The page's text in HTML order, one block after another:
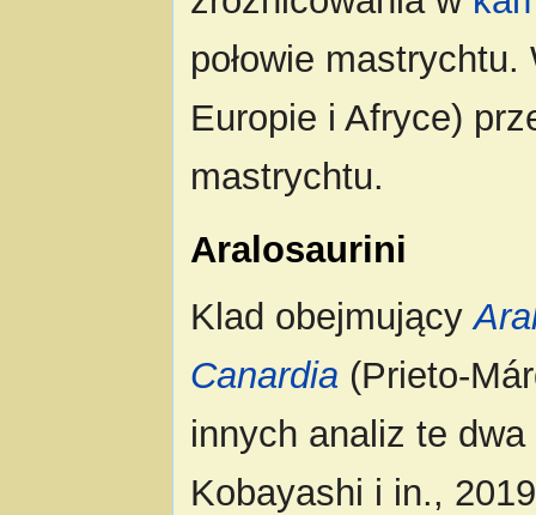
połowie
Europie i Afryce)
mastrychtu.
Aralosaurini
Klad obejmujący
Canardia (Prieto-
innych analiz te
Kobayashi i in.,